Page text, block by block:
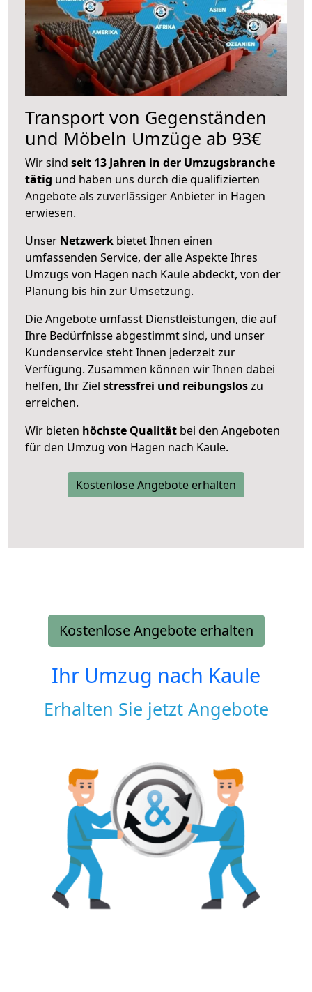
Transport von Gegenständen
und Möbeln Umzüge ab 93€
Wir sind seit 13 Jahren in der Umzugsbranche
tätig und haben uns durch die qualifizierten
Angebote als zuverlässiger Anbieter in Hagen
erwiesen.
Unser Netzwerk bietet Ihnen einen
umfassenden Service, der alle Aspekte Ihres
Umzugs von Hagen nach Kaule abdeckt, von der
Planung bis hin zur Umsetzung.
Die Angebote umfasst Dienstleistungen, die auf
Ihre Bedürfnisse abgestimmt sind, und unser
Kundenservice steht Ihnen jederzeit zur
Verfügung. Zusammen können wir Ihnen dabei
helfen, Ihr Ziel stressfrei und reibungsloszu
erreichen.
Wir bieten höchste Qualität bei den Angeboten
für den Umzug von Hagen nach Kaule.
Kostenlose Angebote erhalten
Kostenlose Angebote erhalten
Ihr Umzug nach Kaule
Erhalten Sie jetzt Angebote